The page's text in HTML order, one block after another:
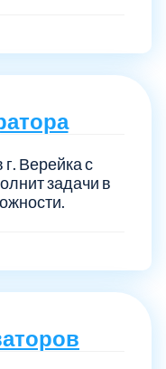
г. Верейка с
задачи в